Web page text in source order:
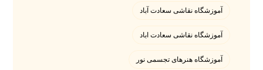
آموزشگاه نقاشی سعادت آباد
آموزشگاه نقاشی سعادت اباد
آموزشگاه هنرهای تجسمی نور